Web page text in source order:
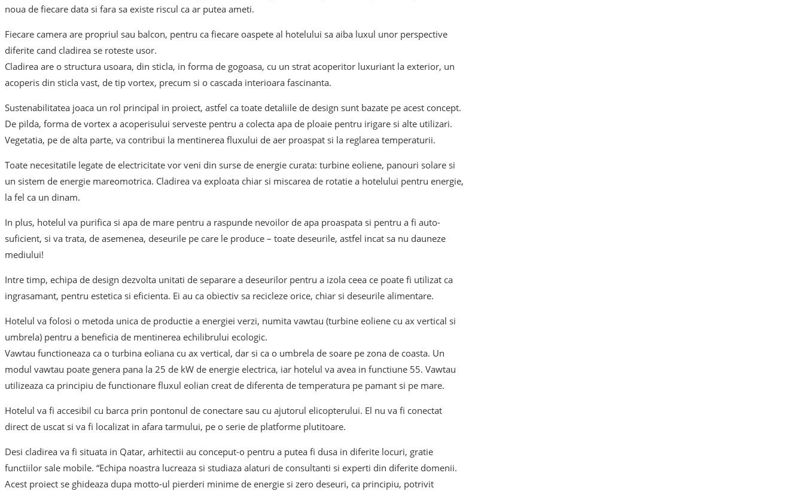
noua de fiecare data si fara sa existe riscul ca ar putea ameti.
Fiecare camera are propriul sau balcon, pentru ca fiecare oaspete al hotelului sa aiba luxul unor perspective
diferite cand cladirea se roteste usor.
Cladirea are o structura usoara, din sticla, in forma de gogoasa, cu un strat acoperitor luxuriant la exterior, un
acoperis din sticla vast, de tip vortex, precum si o cascada interioara fascinanta.
Sustenabilitatea joaca un rol principal in proiect, astfel ca toate detaliile de design sunt bazate pe acest concept.
De pilda, forma de vortex a acoperisului serveste pentru a colecta apa de ploaie pentru irigare si alte utilizari.
Vegetatia, pe de alta parte, va contribui la mentinerea fluxului de aer proaspat si la reglarea temperaturii.
Toate necesitatile legate de electricitate vor veni din surse de energie curata: turbine eoliene, panouri solare si
un sistem de energie mareomotrica. Cladirea va exploata chiar si miscarea de rotatie a hotelului pentru energie,
la fel ca un dinam.
In plus, hotelul va purifica si apa de mare pentru a raspunde nevoilor de apa proaspata si pentru a fi auto-
suficient, si va trata, de asemenea, deseurile pe care le produce – toate deseurile, astfel incat sa nu dauneze
mediului!
Intre timp, echipa de design dezvolta unitati de separare a deseurilor pentru a izola ceea ce poate fi utilizat ca
ingrasamant, pentru estetica si eficienta. Ei au ca obiectiv sa recicleze orice, chiar si deseurile alimentare.
Hotelul va folosi o metoda unica de productie a energiei verzi, numita vawtau (turbine eoliene cu ax vertical si
umbrela) pentru a beneficia de mentinerea echilibrului ecologic.
Vawtau functioneaza ca o turbina eoliana cu ax vertical, dar si ca o umbrela de soare pe zona de coasta. Un
modul vawtau poate genera pana la 25 de kW de energie electrica, iar hotelul va avea in functiune 55. Vawtau
utilizeaza ca principiu de functionare fluxul eolian creat de diferenta de temperatura pe pamant si pe mare.
Hotelul va fi accesibil cu barca prin pontonul de conectare sau cu ajutorul elicopterului. El nu va fi conectat
direct de uscat si va fi localizat in afara tarmului, pe o serie de platforme plutitoare.
Desi cladirea va fi situata in Qatar, arhitectii au conceput-o pentru a putea fi dusa in diferite locuri, gratie
functiilor sale mobile. “Echipa noastra lucreaza si studiaza alaturi de consultanti si experti din diferite domenii.
Acest proiect se ghideaza dupa motto-ul pierderi minime de energie si zero deseuri, ca principiu, potrivit